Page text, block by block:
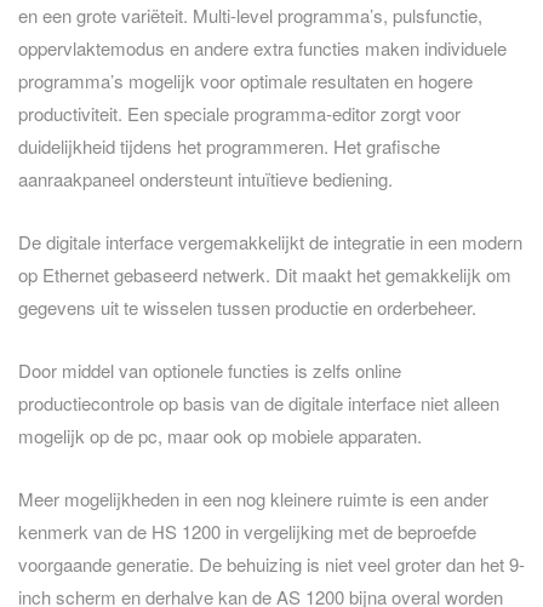
en een grote variëteit. Multi-level programma’s, pulsfunctie,
oppervlaktemodus en andere extra functies maken individuele
programma’s mogelijk voor optimale resultaten en hogere
productiviteit. Een speciale programma-editor zorgt voor
duidelijkheid tijdens het programmeren. Het grafische
aanraakpaneel ondersteunt intuïtieve bediening.
De digitale interface vergemakkelijkt de integratie in een modern
op Ethernet gebaseerd netwerk. Dit maakt het gemakkelijk om
gegevens uit te wisselen tussen productie en orderbeheer.
Door middel van optionele functies is zelfs online
productiecontrole op basis van de digitale interface niet alleen
mogelijk op de pc, maar ook op mobiele apparaten.
Meer mogelijkheden in een nog kleinere ruimte is een ander
kenmerk van de HS 1200 in vergelijking met de beproefde
voorgaande generatie. De behuizing is niet veel groter dan het 9-
inch scherm en derhalve kan de AS 1200 bijna overal worden